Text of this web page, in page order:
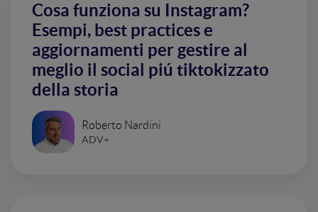
Cosa funziona su Instagram?
Esempi, best practices e
aggiornamenti per gestire al
meglio il social piú tiktokizzato
della storia
Roberto Nardini
ADV+